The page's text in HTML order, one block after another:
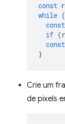
const
while (
const
if (
const
}
Crie um
de pixels